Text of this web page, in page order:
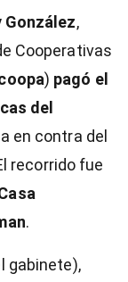
González,
Cooperativas
) pagó el
del
en contra del
recorrido fue
.
gabinete),